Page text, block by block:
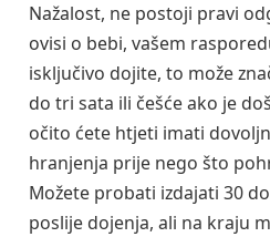
Nažalost, ne postoji pravi
ovisi o bebi, vašem
isključivo dojite, to može
do tri sata ili češće ako je
očito ćete htjeti imati
hranjenja prije nego što
Možete probati izdajati 30
poslije dojenja, ali na kraju